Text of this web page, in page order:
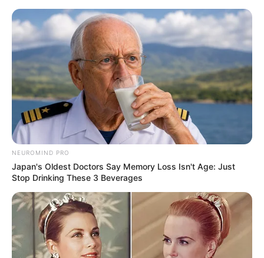
HOME
NEUROMIND PRO
Japan's Oldest Doctors Say Memory Loss Isn't Age: Just
Stop Drinking These 3 Beverages